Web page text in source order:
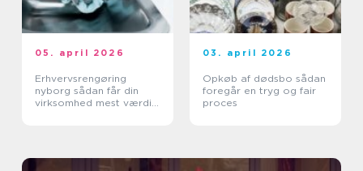
05. april 2026
Erhvervsrengøring
nyborg sådan får din
virksomhed mest værdi
03. april 2026
Opkøb af dødsbo sådan
foregår en tryg og fair
proces